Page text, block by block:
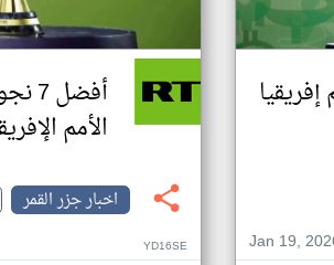
Jan 19,
الأمم الإفريقية
اخبار جزر القمر
YD16SE